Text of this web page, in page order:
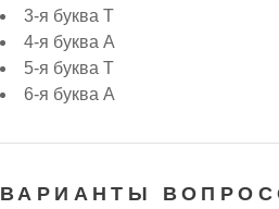
3-я буква Т
4-я буква А
5-я буква Т
6-я буква А
ВАРИАНТЫ